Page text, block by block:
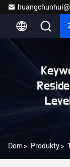
Dom> Produkty>